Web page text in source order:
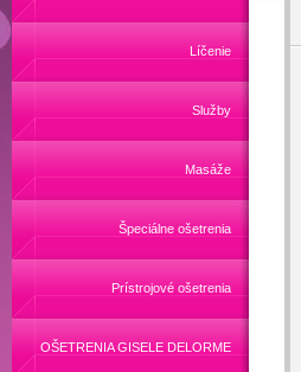
Líčenie
Služby
Masáže
Špeciálne ošetrenia
Prístrojové ošetrenia
OŠETRENIA GISELE DELORME